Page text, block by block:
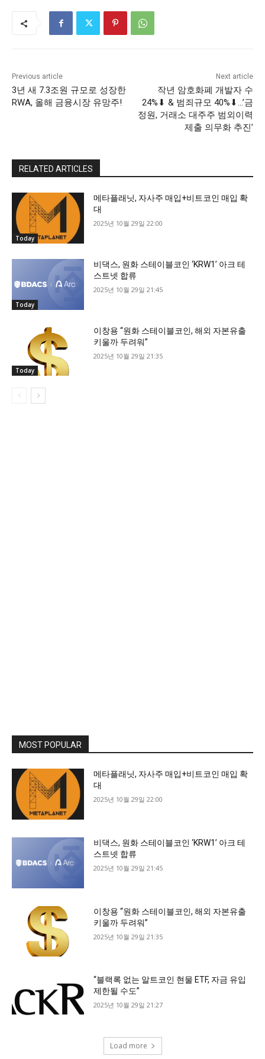
Previous article
3년 새 7.3조원 규모로 성장한
RWA, 올해 금융시장 유망주!
Next article
작년 암호화폐 개발자 수
24%⬇ & 범죄규모 40%⬇…’금
정원, 거래소 대주주 범외이력
제출 의무화 추진’
RELATED ARTICLES
Today
메타플래닛, 자사주 매입+비트코인 매입 확
대
2025년 10월 29일 22:00
Today
비댁스, 원화 스테이블코인 ‘KRW1’ 아크 테
스트넷 합류
2025년 10월 29일 21:45
Today
이창용 “원화 스테이블코인, 해외 자본유출
키울까 두려워”
2025년 10월 29일 21:35
MOST POPULAR
메타플래닛, 자사주 매입+비트코인 매입 확
대
2025년 10월 29일 22:00
비댁스, 원화 스테이블코인 ‘KRW1’ 아크 테
스트넷 합류
2025년 10월 29일 21:45
이창용 “원화 스테이블코인, 해외 자본유출
키울까 두려워”
2025년 10월 29일 21:35
“블랙록 없는 알트코인 현물 ETF, 자금 유입
제한될 수도”
2025년 10월 29일 21:27
Load more